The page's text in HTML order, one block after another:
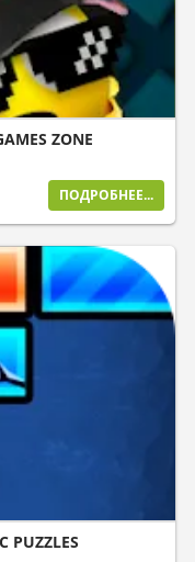
ZONE
ПОДРОБНЕЕ...
PUZZLES